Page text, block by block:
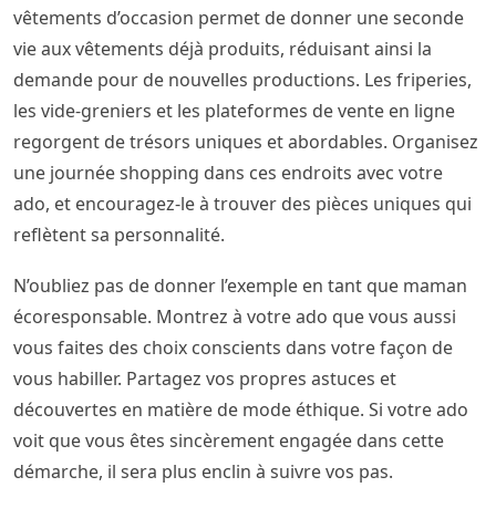
vêtements d’occasion permet de donner une seconde
vie aux vêtements déjà produits, réduisant ainsi la
demande pour de nouvelles productions. Les friperies,
les vide-greniers et les plateformes de vente en ligne
regorgent de trésors uniques et abordables. Organisez
une journée shopping dans ces endroits avec votre
ado, et encouragez-le à trouver des pièces uniques qui
reflètent sa personnalité.
N’oubliez pas de donner l’exemple en tant que maman
écoresponsable. Montrez à votre ado que vous aussi
vous faites des choix conscients dans votre façon de
vous habiller. Partagez vos propres astuces et
découvertes en matière de mode éthique. Si votre ado
voit que vous êtes sincèrement engagée dans cette
démarche, il sera plus enclin à suivre vos pas.